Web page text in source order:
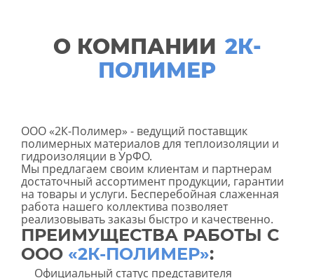
О КОМПАНИИ 2К-
ПОЛИМЕР
ООО «2К-Полимер» - ведущий поставщик
полимерных материалов для теплоизоляции и
гидроизоляции в УрФО.
Мы предлагаем своим клиентам и партнерам
достаточный ассортимент продукции, гарантии
на товары и услуги. Бесперебойная слаженная
работа нашего коллектива позволяет
реализовывать заказы быстро и качественно.
ПРЕИМУЩЕСТВА РАБОТЫ С
ООО «2К-ПОЛИМЕР»:
Официальный статус представителя